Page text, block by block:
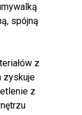
spójną
z
zyskuje
z